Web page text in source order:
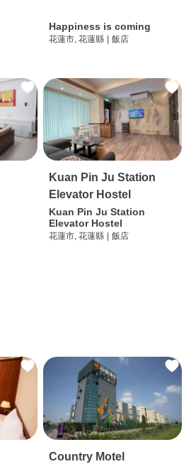
Happiness is coming
花蓮市, 花蓮縣 飯店
Kuan Pin Ju Station
Elevator Hostel
Kuan Pin Ju Station
Elevator Hostel
花蓮市, 花蓮縣 飯店
Country Motel